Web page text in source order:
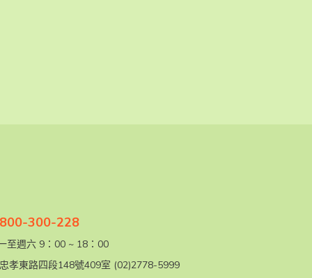
300-228
至週六 9：00 ~ 18：00
孝東路四段148號409室 (02)2778-5999